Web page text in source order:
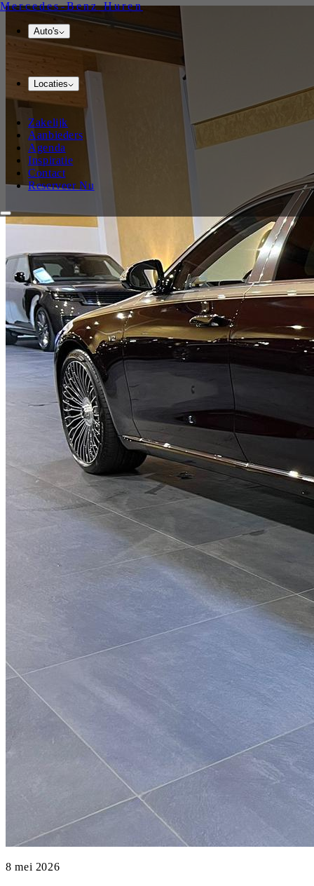
Mercedes-BenzHuren
Auto's
Locaties
Zakelijk
Aanbieders
Agenda
Inspiratie
Contact
Reserveer Nu
8 mei 2026